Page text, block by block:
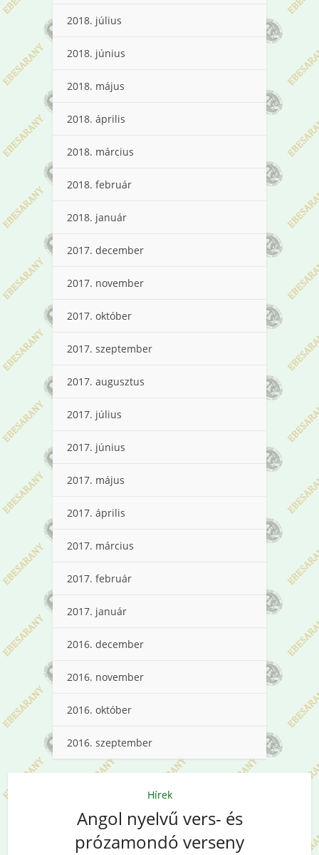
2018. július
2018. június
2018. május
2018. április
2018. március
2018. február
2018. január
2017. december
2017. november
2017. október
2017. szeptember
2017. augusztus
2017. július
2017. június
2017. május
2017. április
2017. március
2017. február
2017. január
2016. december
2016. november
2016. október
2016. szeptember
Hírek
Angol nyelvű vers- és
prózamondó verseny